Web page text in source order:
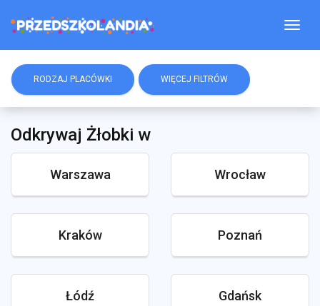
RODZAJ PLACÓWKI WIĘCEJ FILTRÓW
Odkrywaj Żłobki w
Warszawa Wrocław
Kraków Poznań
Łódź Gdańsk